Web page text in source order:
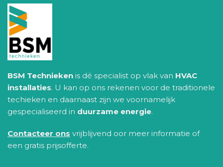
BSM Technieken is dé specialist op vlak van HVAC
installaties. U kan op ons rekenen voor de traditionele
techieken en daarnaast zijn we voornamelijk
gespecialiseerd in duurzame energie.
Contacteer ons vrijblijvend oor meer informatie of
een gratis prijsofferte.